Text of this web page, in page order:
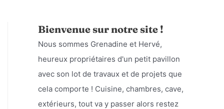
Bienvenue sur notre site !
Nous sommes Grenadine et Hervé,
heureux propriétaires d'un petit pavillon
avec son lot de travaux et de projets que
cela comporte ! Cuisine, chambres, cave,
extérieurs, tout va y passer alors restez